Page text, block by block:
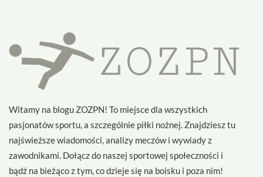
Witamy na blogu ZOZPN! To miejsce dla wszystkich
pasjonatów sportu, a szczególnie piłki nożnej. Znajdziesz tu
najświeższe wiadomości, analizy meczów i wywiady z
zawodnikami. Dołącz do naszej sportowej społeczności i
bądź na bieżąco z tym, co dzieje się na boisku i poza nim!